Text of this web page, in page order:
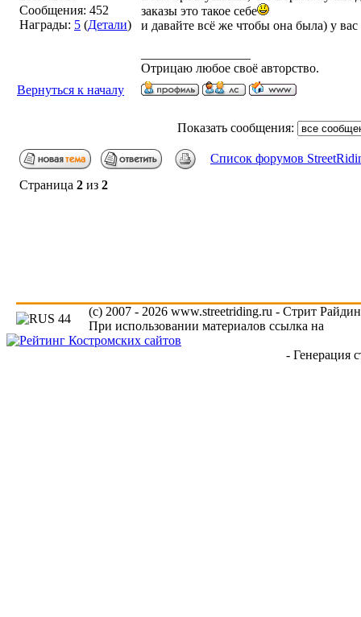
Сообщения: 452
Награды: 5 (Детали)
заказы это такое себе
и давайте всё же чтобы она была) у
Отрицаю любое своё авторство.
Вернуться к началу
Показать сообщения:
Список форумов
Страница 2 из 2
(c) 2007 - 2026 www.streetriding.ru - Стрит
При использовании материалов ссылка на
- Генерация